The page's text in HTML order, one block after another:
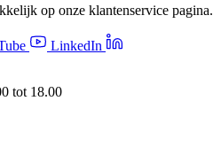
op onze klantenservice pagina.
LinkedIn
tot 18.00